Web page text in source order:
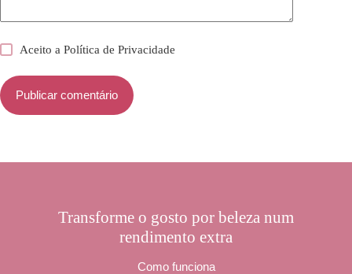
Aceito aPolítica de Privacidade
Publicar comentário
Transforme o gosto por beleza num
rendimento extra
Como funciona